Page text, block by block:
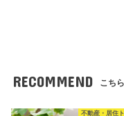
RECOMMEND こち
不動産・居住